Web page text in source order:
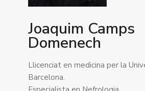
Joaquim Camps
Domenech
Llicenciat en medicina per la
Barcelona.